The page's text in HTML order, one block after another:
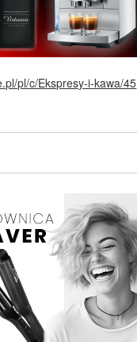
pl/c/Ekspresy-i-kawa/45